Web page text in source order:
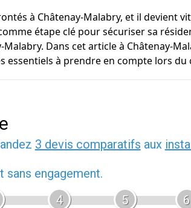
à Châtenay-Malabry, et il devient
étape clé pour sécuriser sa
Dans cet article à Châtenay-
à prendre en compte lors du
3 devis comparatifs aux
sans engagement.
4 5 6